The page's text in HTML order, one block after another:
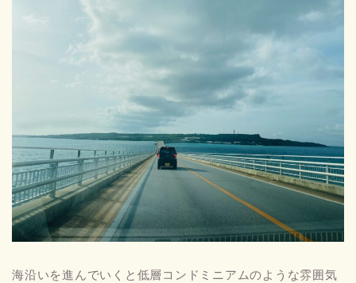
海沿いを進んでいくと低層コンドミニアムのような雰囲気